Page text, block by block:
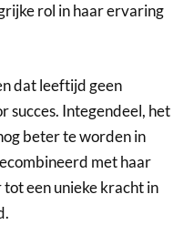
rol in haar ervaring
dat leeftijd geen
succes. Integendeel, het
beter te worden in
met haar
een unieke kracht in